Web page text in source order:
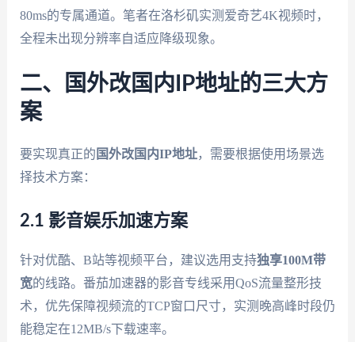
80ms的专属通道。笔者在洛杉矶实测爱奇艺4K视频时，
全程未出现分辨率自适应降级现象。
二、国外改国内IP地址的三大方
案
要实现真正的 国外改国内IP地址，需要根据使用场景选
择技术方案：
2.1 影音娱乐加速方案
针对优酷、B站等视频平台，建议选用支持独享100M带
宽的线路。番茄加速器的影音专线采用QoS流量整形技
术，优先保障视频流的TCP窗口尺寸，实测晚高峰时段仍
能稳定在12MB/s下载速率。